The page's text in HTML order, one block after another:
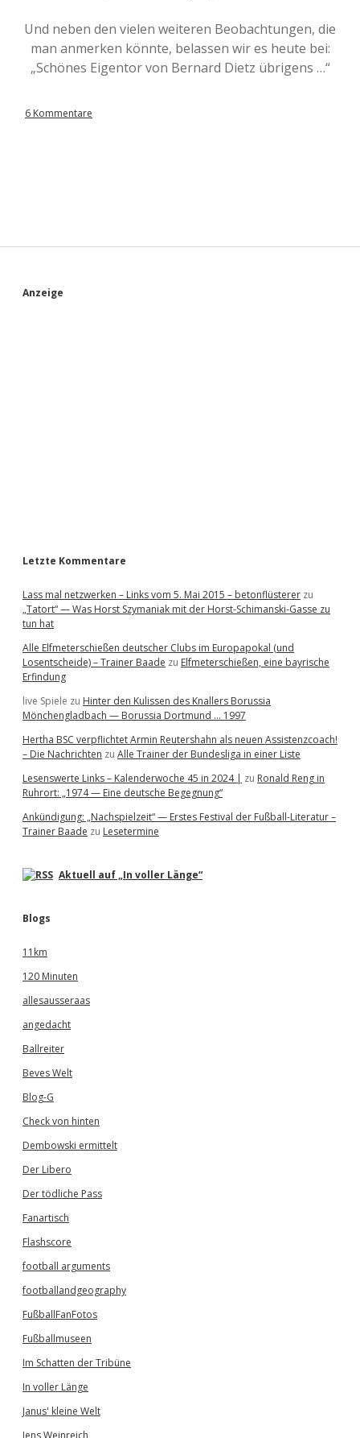
Und neben den vielen weiteren Beobachtungen, die
man anmerken könnte, belassen wir es heute bei:
„Schönes Eigentor von Bernard Dietz übrigens …“
6 Kommentare
S
Anzeige
Letzte Kommentare
Lass mal netzwerken – Links vom 5. Mai 2015 – betonflüsterer zu
„Tatort“ — Was Horst Szymaniak mit der Horst-Schimanski-Gasse zu
tun hat
Alle Elfmeterschießen deutscher Clubs im Europapokal (und
Losentscheide) – Trainer Baade zu Elfmeterschießen, eine bayrische
Erfindung
live Spiele zu Hinter den Kulissen des Knallers Borussia
Mönchengladbach — Borussia Dortmund … 1997
Hertha BSC verpflichtet Armin Reutershahn als neuen Assistenzcoach!
– Die Nachrichten zu Alle Trainer der Bundesliga in einer Liste
Lesenswerte Links – Kalenderwoche 45 in 2024 | zu Ronald Reng in
Ruhrort: „1974 — Eine deutsche Begegnung“
Ankündigung: „Nachspielzeit“ — Erstes Festival der Fußball-Literatur –
Trainer Baade zu Lesetermine
Aktuell auf „In voller Länge“
Blogs
11km
120 Minuten
allesausseraas
angedacht
Ballreiter
Beves Welt
Blog-G
Check von hinten
Dembowski ermittelt
Der Libero
Der tödliche Pass
Fanartisch
Flashscore
football arguments
footballandgeography
FußballFanFotos
Fußballmuseen
Im Schatten der Tribüne
In voller Länge
Janus' kleine Welt
Jens Weinreich